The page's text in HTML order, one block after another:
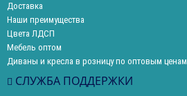
Доставка
Наши преимущества
Цвета ЛДСП
Мебель оптом
Диваны и кресла в розницу по оптовым ценам
СЛУЖБА ПОДДЕРЖКИ